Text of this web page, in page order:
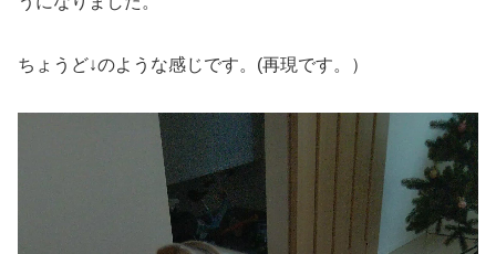
ちょうど↓のような感じです。(再現です。）